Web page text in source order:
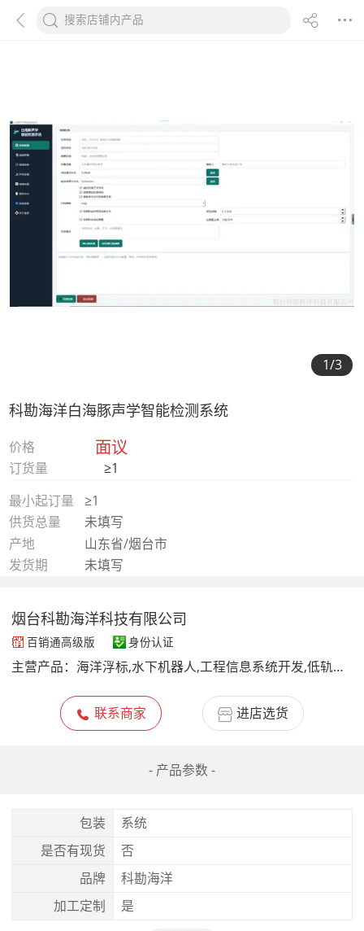
1/3
科勘海洋白海豚声学智能检测系统
价格 面议
订货量
≥1
最小起订量
≥1
供货总量
未填写
产地
山东省/烟台市
发货期
未填写
烟台科勘海洋科技有限公司
百销通高级版 身份认证
主营产品： 海洋浮标,水下机器人,工程信息系统开发,低轨卫星通信终端服务,海工中间体装备仪器
联系商家 进店选货
- 产品参数 -
包装
系统
是否有现货
否
品牌
科勘海洋
加工定制
是